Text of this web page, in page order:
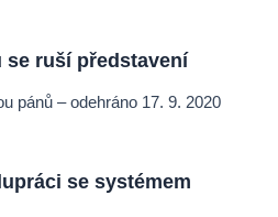
ruší představení
pánů –odehráno 17. 9. 2020
se systémem